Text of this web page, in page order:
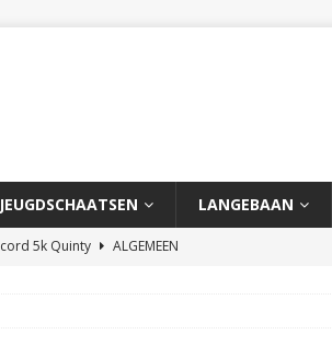
JEUGDSCHAATSEN LANGEBAAN
5k Quinty
ALGEMEEN